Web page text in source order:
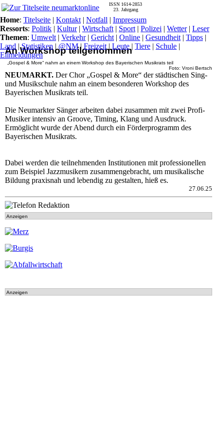
An Workshop teilgenommen
„Gospel & More“ nahm an einem Workshop des Bayerischen Musikrats teil
Foto: Vroni Bertsch
NEUMARKT. Der Chor „Gospel & More“ der städtischen Sing-
und Musikschule nahm an einem besonderen Workshop des
Bayerischen Musikrats teil.
Die Neumarkter Sänger arbeiten dabei zusammen mit zwei Profi-
Musiker intensiv an Groove, Timing, Klang und Ausdruck.
Ermöglicht wurde der Abend durch ein Förderprogramm des
Bayerischen Musikrats.
Dabei werden die teilnehmenden Institutionen mit professionellen
zum Beispiel Jazzmusikern zusammengebracht, um musikalische
Bildung praxisnah und lebendig zu gestalten, hieß es.
27.06.25
Anzeigen
Anzeigen
ISSN 1614-2853
23. Jahrgang
Home: Titelseite | Kontakt | Notfall | Impressum
Ressorts: Politik | Kultur| Wirtschaft | Sport | Polizei | Wetter| Leser
Themen: Umwelt | Verkehr| Gericht | Online | Gesundheit | Tipps |
Land |Statistiken | @NM| Freizeit | Leute | Tiere | Schule |
Eilmeldungen